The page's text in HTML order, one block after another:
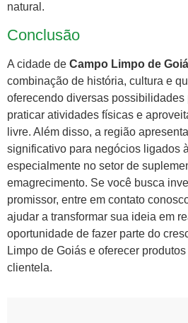
natural.
Conclusão
A cidade de Campo Limpo de
combinação de história, cultura e
oferecendo diversas possibilidades
praticar atividades físicas e
livre. Além disso, a região
significativo para negócios ligados
especialmente no setor de
emagrecimento. Se você busca
promissor, entre em contato
ajudar a transformar sua ideia em
oportunidade de fazer parte do
Limpo de Goiás e oferecer
clientela.